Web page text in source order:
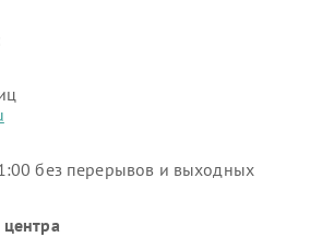
без перерывов и выходных
центра